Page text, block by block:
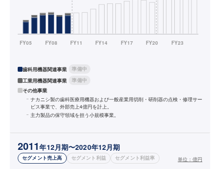
歯科用機器関連事業
準備中
工業用機器関連事業
準備中
その他事業
ナカニシ製の歯科医療用機器および一般産業用切削・研削器の点検・修理サー
ビス事業で、外部売上4億円を計上。
主力製品の保守領域を担う小規模事業。
2011年12月期〜2020年12月期
セグメント売上高 セグメント利益 セグメント利益率 単位： 億円